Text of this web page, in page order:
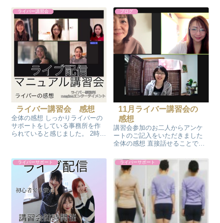
中から選べる(upliveダイヤ1000
ダイヤ分 、おつまみ駄菓子セッ
ト、スクラッチ •条件などの企画
内容...
リーミングミキサー 3チャンネル
AG03MK2 ※AG シリーズには
AG03とAG03MK2と二つ存在し
ます。 ...
ライバー講習会
ライバー講習会 感想
全体の感想 しっかりライバーの
サポートをしている事務所を作
られていると感じました。 2時間
て、素晴らしかったです。 勉強
になったこと ライバーは個人事
業主、リスナーさんはお客様、
集客は仕...
ブログ
11月ライバー講習会の
感想
講習会参加のお二人からアンケ
ートのご記入をいただきました
全体の感想 直接話せることで、
認できて良かったです 勉強にな
ったこと SNSとの連動や活用術
はすぐに実践が出来るので良か
ったです できていたとこ 定期...
ライバーサポート ライバーサポート